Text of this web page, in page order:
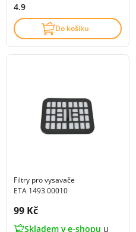
4.9
Do košíku
Filtry pro vysavače
ETA 1493 00010
Cena s DPH:
99 Kč
Skladem v e-shopu u